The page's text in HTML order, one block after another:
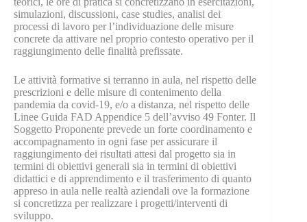
simulazioni, discussioni, case studies, analisi dei
processi di lavoro per l’individuazione delle misure
concrete da attivare nel proprio contesto operativo per il
raggiungimento delle finalità prefissate.
Le attività formative si terranno in aula, nel rispetto delle
prescrizioni e delle misure di contenimento della
pandemia da covid-19, e/o a distanza, nel rispetto delle
Linee Guida FAD Appendice 5 dell’avviso 49 Fonter. Il
Soggetto Proponente prevede un forte coordinamento e
accompagnamento in ogni fase per assicurare il
raggiungimento dei risultati attesi dal progetto sia in
termini di obiettivi generali sia in termini di obiettivi
didattici e di apprendimento e il trasferimento di quanto
appreso in aula nelle realtà aziendali ove la formazione
si concretizza per realizzare i progetti/interventi di
sviluppo.